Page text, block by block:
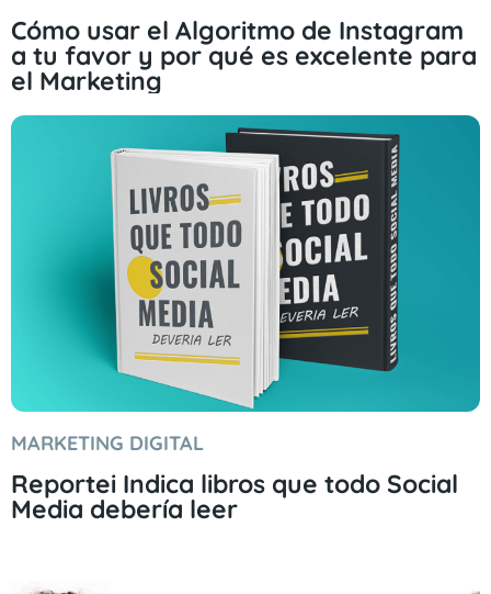
Cómo usar el Algoritmo de Instagram
a tu favor y por qué es excelente para
el Marketing
MARKETING DIGITAL
Reportei Indica libros que todo Social
Media debería leer